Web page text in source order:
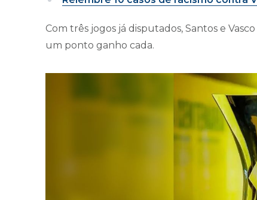
Com três jogos já disputados, Santos e
um ponto ganho cada.